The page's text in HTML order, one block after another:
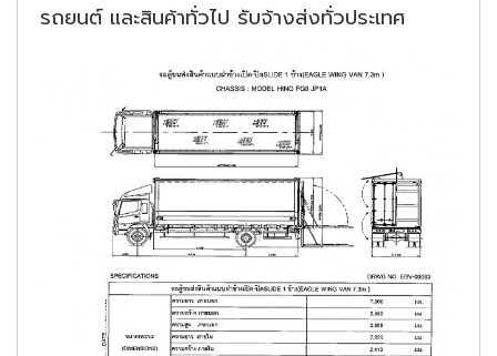
รถยนต์ และสินค้าทั่วไป รับจ้างส่งทั่วประเทศ